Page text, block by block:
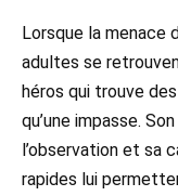
Lorsque la menace
adultes se
héros qui trouve
qu’une impasse.
l’observation et sa
rapides lui